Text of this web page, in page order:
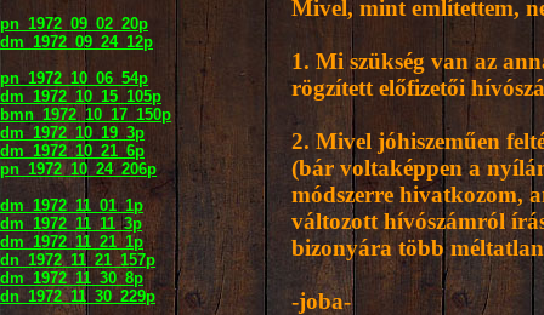
Mivel, mint említettem,
1. Mi szükség van az
rögzített előfizetői
2. Mivel jóhiszeműen
(bár voltaképpen a
módszerre hivatkozom,
változott hívószámról
bizonyára több
-joba-
pn_1972_09_02_20p
dm_1972_09_24_12p
pn_1972_10_06_54p
dm_1972_10_15_105p
bmn_1972_10_17_150p
dm_1972_10_19_3p
dm_1972_10_21_6p
pn_1972_10_24_206p
dm_1972_11_01_1p
dm_1972_11_11_3p
dm_1972_11_21_1p
dn_1972_11_21_157p
dm_1972_11_30_8p
dn_1972_11_30_229p